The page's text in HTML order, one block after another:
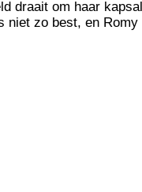
draait om haar
niet zo best, en